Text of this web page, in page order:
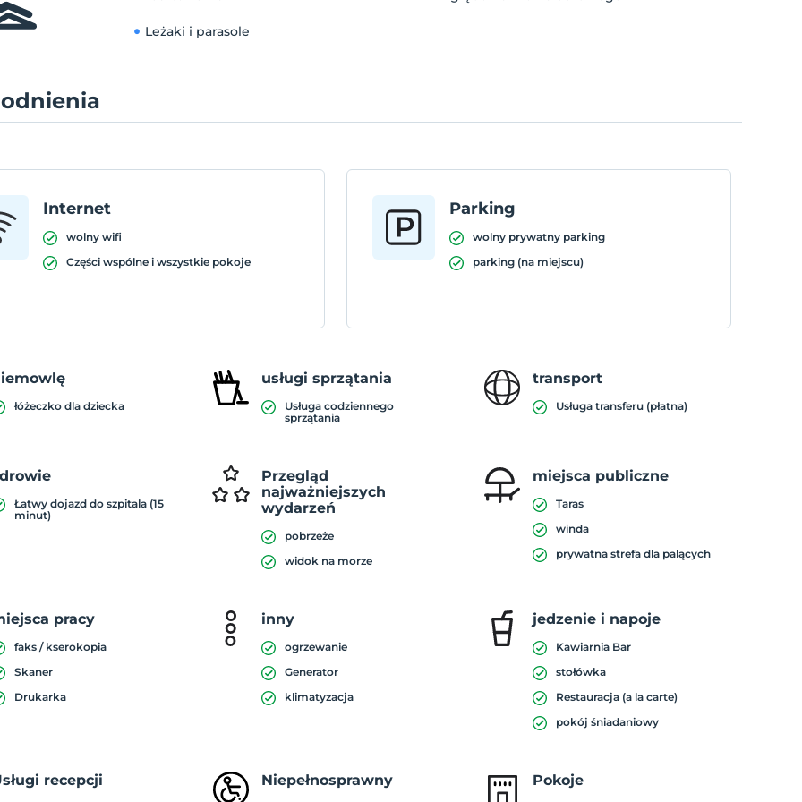
Leżaki i parasole
Internet
wolny wifi
Części wspólne i wszystkie pokoje
Parking
wolny prywatny parking
parking (na miejscu)
łóżeczko dla dziecka
usługi sprzątania
Usługa codziennego
sprzątania
transport
Usługa transferu (płatna)
Łatwy dojazd do szpitala (15
minut)
Przegląd
najważniejszych
wydarzeń
pobrzeże
widok na morze
miejsca publiczne
Taras
winda
prywatna strefa dla palących
pracy
faks / kserokopia
Skaner
Drukarka
inny
ogrzewanie
Generator
klimatyzacja
jedzenie i napoje
Kawiarnia Bar
stołówka
Restauracja (a la carte)
pokój śniadaniowy
recepcji Niepełnosprawny Pokoje